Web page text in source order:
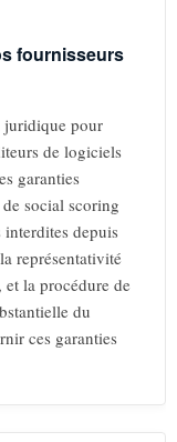
fournisseurs
juridique pour
de logiciels
garanties
social scoring
depuis
représentativité
la procédure de
du
ces garanties